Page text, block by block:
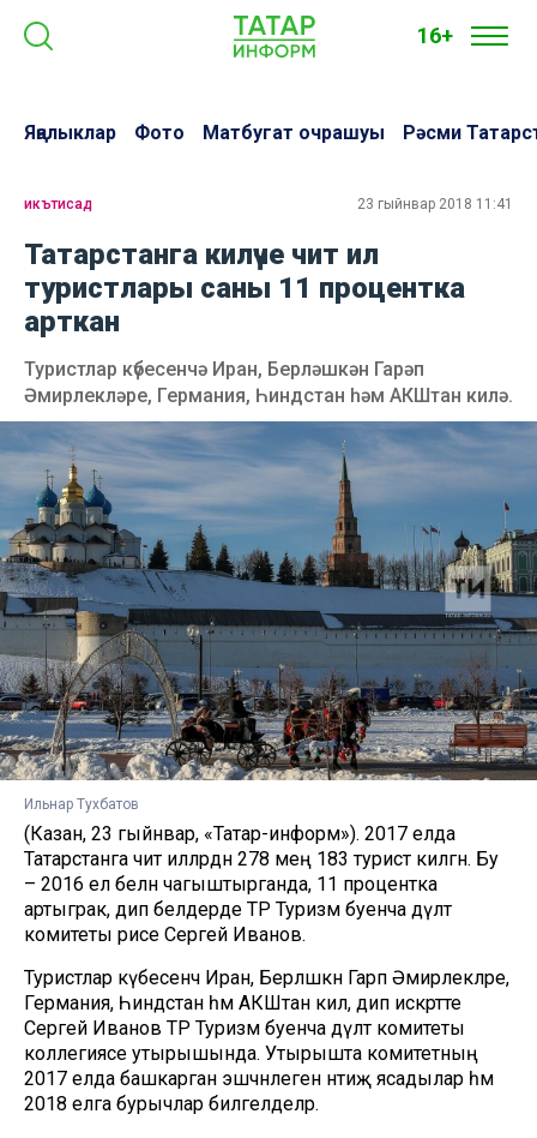
16+
Яңалыклар Фото Матбугат очрашуы Рәсми
икътисад 23 гыйнвар 2018 11:41
Татарстанга килүче чит ил
туристлары саны 11 процентка
арткан
Туристлар күбесенчә Иран, Берләшкән Гарәп
Әмирлекләре, Германия, Һиндстан һәм АКШтан килә.
Ильнар Тухбатов
(Казан, 23 гыйнвар, «Татар-информ»). 2017 елда
Татарстанга чит илләрдән 278 мең 183 турист килгән. Бу
– 2016 ел белән чагыштырганда, 11 процентка
артыграк, дип белдерде ТР Туризм буенча дәүләт
комитеты рәисе Сергей Иванов.
Туристлар күбесенчә Иран, Берләшкән Гарәп Әмирлекләре,
Германия, Һиндстан һәм АКШтан килә, дип искәртте
Сергей Иванов ТР Туризм буенча дәүләт комитеты
коллегиясе утырышында. Утырышта комитетның
2017 елда башкарган эшчәнлегенә нәтиҗә ясадылар һәм
2018 елга бурычлар билгеләделәр.